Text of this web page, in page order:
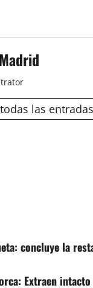
las entradas
concluye la
Extraen